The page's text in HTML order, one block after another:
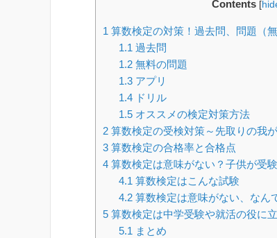
Contents [
1 算数検定の対策！過去問、問題（
1.1過去問
1.2無料の問題
1.3アプリ
1.4ドリル
1.5オススメの検定対策方法
2 算数検定の受検対策～先取りの我
3 算数検定の合格率と合格点
4 算数検定は意味がない？子供が受
4.1算数検定はこんな試験
4.2算数検定は意味がない、なん
5 算数検定は中学受験や就活の役に
5.1まとめ